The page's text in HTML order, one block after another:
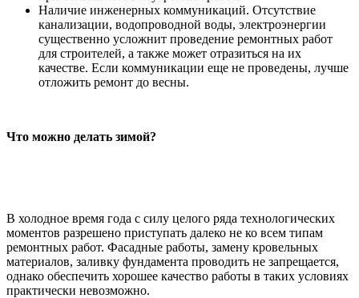
Наличие инженерных коммуникаций. Отсутствие
канализации, водопроводной воды, электроэнергии
существенно усложнит проведение ремонтных работ
для строителей, а также может отразиться на их
качестве. Если коммуникации еще не проведены, лучше
отложить ремонт до весны.
Что можно делать зимой?
В холодное время года с силу целого ряда технологических
моментов разрешено приступать далеко не ко всем типам
ремонтных работ. Фасадные работы, замену кровельных
материалов, заливку фундамента проводить не запрещается,
однако обеспечить хорошее качество работы в таких условиях
практически невозможно.